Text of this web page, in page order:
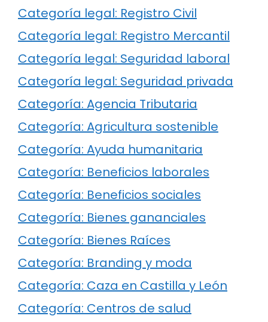
Categoría legal: Registro Civil
Categoría legal: Registro Mercantil
Categoría legal: Seguridad laboral
Categoría legal: Seguridad privada
Categoría: Agencia Tributaria
Categoría: Agricultura sostenible
Categoría: Ayuda humanitaria
Categoría: Beneficios laborales
Categoría: Beneficios sociales
Categoría: Bienes gananciales
Categoría: Bienes Raíces
Categoría: Branding y moda
Categoría: Caza en Castilla y León
Categoría: Centros de salud